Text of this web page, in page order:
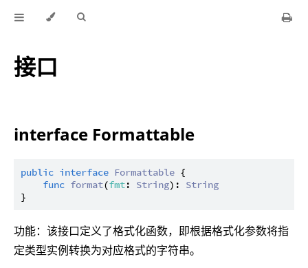
接口
interface Formattable
public interface Formattable {
func format(fmt: String): String
功能：该接口定义了格式化函数，即根据格式化参数将指
定类型实例转换为对应格式的字符串。